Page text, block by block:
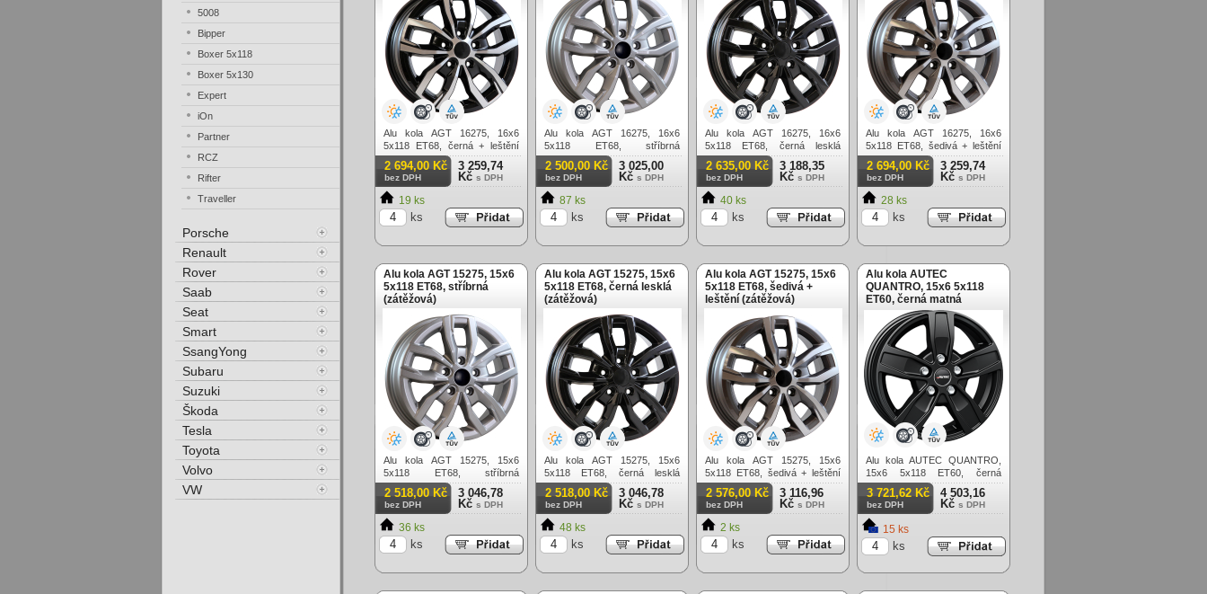
Alu kola AGT 16275, 16x6
5x118 ET68, černá + leštění
(zátěžová)
2 694,00 Kč
bez DPH
3 259,74
Kč s DPH
19 ks
ks
Alu kola AGT 16275, 16x6
5x118 ET68, stříbrná
(zátěžová)
2 500,00 Kč
bez DPH
3 025,00
Kč s DPH
87 ks
ks
Alu kola AGT 16275, 16x6
5x118 ET68, černá lesklá
(zátěžová)
2 635,00 Kč
bez DPH
3 188,35
Kč s DPH
40 ks
ks
Alu kola AGT 16275, 16x6
5x118 ET68, šedivá + leštění
(zátěžová)
2 694,00 Kč
bez DPH
3 259,74
Kč s DPH
28 ks
ks
Alu kola AGT 15275, 15x6
5x118 ET68, stříbrná
(zátěžová)
Alu kola AGT 15275, 15x6
5x118 ET68, stříbrná
(zátěžová)
2 518,00 Kč
bez DPH
3 046,78
Kč s DPH
36 ks
ks
Alu kola AGT 15275, 15x6
5x118 ET68, černá lesklá
(zátěžová)
Alu kola AGT 15275, 15x6
5x118 ET68, černá lesklá
(zátěžová)
2 518,00 Kč
bez DPH
3 046,78
Kč s DPH
48 ks
ks
Alu kola AGT 15275, 15x6
5x118 ET68, šedivá +
leštění (zátěžová)
Alu kola AGT 15275, 15x6
5x118 ET68, šedivá + leštění
(zátěžová)
2 576,00 Kč
bez DPH
3 116,96
Kč s DPH
2 ks
ks
Alu kola AUTEC
QUANTRO, 15x6 5x118
ET60, černá matná
(zátěžová)
Alu kola AUTEC QUANTRO,
15x6 5x118 ET60, černá
matná (zátěžová)
3 721,62 Kč
bez DPH
4 503,16
Kč s DPH
15 ks
ks
5008
Bipper
Boxer 5x118
Boxer 5x130
Expert
iOn
Partner
RCZ
Rifter
Traveller
Porsche
Renault
Rover
Saab
Seat
Smart
SsangYong
Subaru
Suzuki
Škoda
Tesla
Toyota
Volvo
VW